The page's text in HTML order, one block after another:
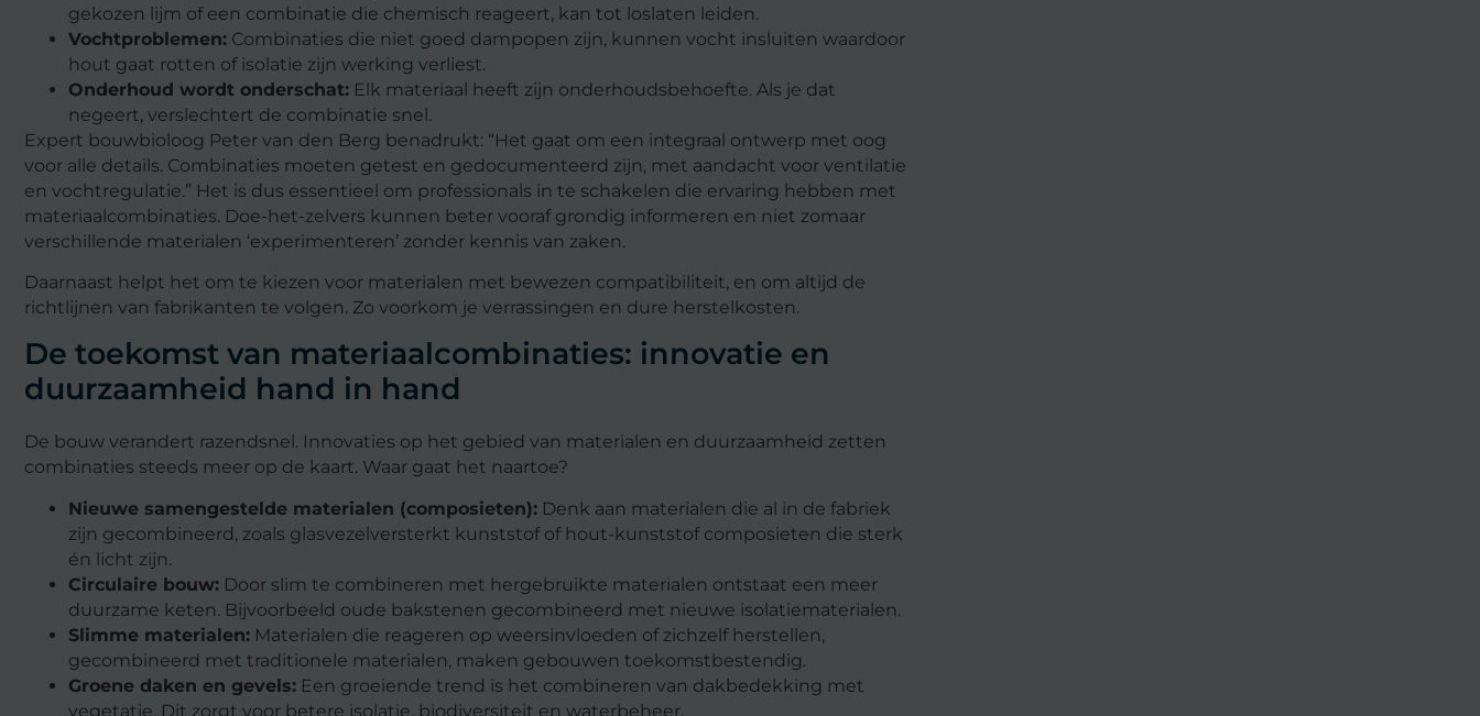
gekozen lijm of een combinatie die chemisch reageert, kan tot loslaten leiden.
Vochtproblemen: Combinaties die niet goed dampopen zijn, kunnen vocht insluiten waardoor
hout gaat rotten of isolatie zijn werking verliest.
Onderhoud wordt onderschat: Elk materiaal heeft zijn onderhoudsbehoefte. Als je dat
negeert, verslechtert de combinatie snel.
Expert bouwbioloog Peter van den Berg benadrukt: “Het gaat om een integraal ontwerp met oog
voor alle details. Combinaties moeten getest en gedocumenteerd zijn, met aandacht voor ventilatie
en vochtregulatie.” Het is dus essentieel om professionals in te schakelen die ervaring hebben met
materiaalcombinaties. Doe-het-zelvers kunnen beter vooraf grondig informeren en niet zomaar
verschillende materialen ‘experimenteren’ zonder kennis van zaken.
Daarnaast helpt het om te kiezen voor materialen met bewezen compatibiliteit, en om altijd de
richtlijnen van fabrikanten te volgen. Zo voorkom je verrassingen en dure herstelkosten.
De toekomst van materiaalcombinaties: innovatie en
duurzaamheid hand in hand
De bouw verandert razendsnel. Innovaties op het gebied van materialen en duurzaamheid zetten
combinaties steeds meer op de kaart. Waar gaat het naartoe?
Nieuwe samengestelde materialen (composieten): Denk aan materialen die al in de fabriek
zijn gecombineerd, zoals glasvezelversterkt kunststof of hout-kunststof composieten die sterk
én licht zijn.
Circulaire bouw: Door slim te combineren met hergebruikte materialen ontstaat een meer
duurzame keten. Bijvoorbeeld oude bakstenen gecombineerd met nieuwe isolatiematerialen.
Slimme materialen: Materialen die reageren op weersinvloeden of zichzelf herstellen,
gecombineerd met traditionele materialen, maken gebouwen toekomstbestendig.
Groene daken en gevels: Een groeiende trend is het combineren van dakbedekking met
vegetatie. Dit zorgt voor betere isolatie, biodiversiteit en waterbeheer.